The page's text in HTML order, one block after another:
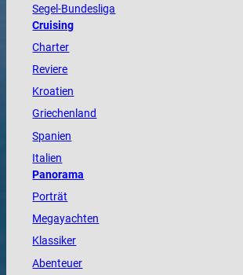
Segel-Bundesliga
Cruising
Charter
Reviere
Kroatien
Griechenland
Spanien
Italien
Panorama
Porträt
Megayachten
Klassiker
Abenteuer